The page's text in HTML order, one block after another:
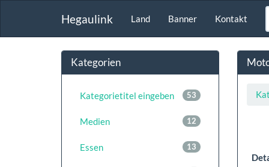
Hegaulink Land Banner Kontakt
Kategorien
53
Kategorietitel eingeben
12
Medien
13
Essen